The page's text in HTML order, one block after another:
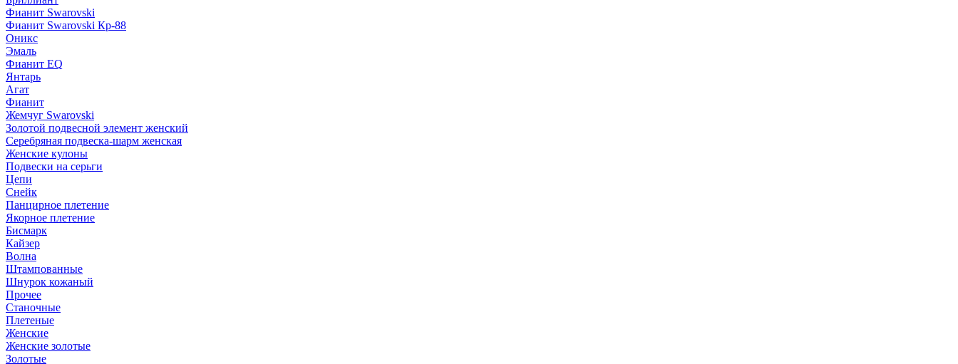
Фианит Swarovski
Фианит Swarovski Кр-88
Оникс
Эмаль
Фианит EQ
Янтарь
Агат
Фианит
Жемчуг Swarovski
Золотой подвесной элемент женcкий
Серебряная подвеска-шарм женская
Женские кулоны
Подвески на серьги
Цепи
Снейк
Панцирное плетение
Якорное плетение
Бисмарк
Кайзер
Волна
Штампованные
Шнурок кожаный
Прочее
Станочные
Плетеные
Женские
Женские золотые
Золотые